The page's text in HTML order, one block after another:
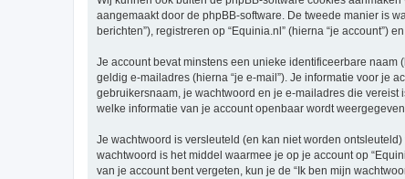
aangemaakt door de phpBB-software. De tweede manier is
berichten”), registreren op “Equinia.nl” (hierna “je account”)
Je account bevat minstens een unieke identificeerbare naam
geldig e-mailadres (hierna “je e-mail”). Je informatie voor je
gebruikersnaam, je wachtwoord en je e-mailadres die vereist
welke informatie van je account openbaar wordt
Je wachtwoord is versleuteld (en kan niet worden
wachtwoord is het middel waarmee je op je account op
van je account bent vergeten, kun je de “Ik ben mijn